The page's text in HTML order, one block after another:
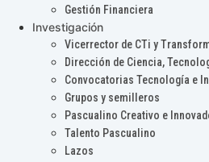
Gestión Financiera
Investigación
Vicerrector de CTi y
Dirección de Ciencia,
Convocatorias Tecnología e
Grupos y semilleros
Pascualino Creativo e
Talento Pascualino
Lazos